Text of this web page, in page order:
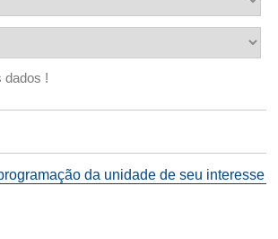
dados !
da unidade de seu interesse